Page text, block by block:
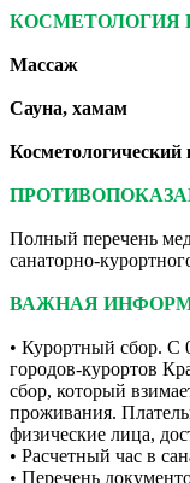
КОСМЕТОЛОГИЯ
Массаж
Сауна, хамам
Косметологический
Полный перечень
санаторно-
ВАЖНАЯ
• Курортный сбор. С
городов-курортов
сбор, который
проживания.
физические лица,
• Расчетный час в
• Перечень